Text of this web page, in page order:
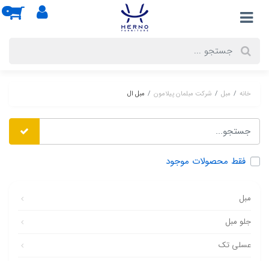
0
خانه مبل شرکت مبلمان پیلامون مبل ال
فقط محصولات موجود
مبل
جلو مبل
عسلی تک